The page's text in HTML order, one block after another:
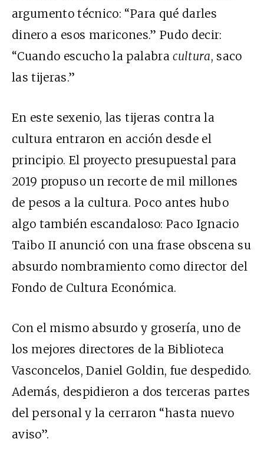
argumento técnico: “Para qué darles
dinero a esos maricones.” Pudo decir:
“Cuando escucho la palabracultura, saco
las tijeras.”
En este sexenio, las tijeras contra la
cultura entraron en acción desde el
principio. El proyecto presupuestal para
2019 propuso un recorte de mil millones
de pesos a la cultura. Poco antes hubo
algo también escandaloso: Paco Ignacio
Taibo II anunció con una frase obscena su
absurdo nombramiento como director del
Fondo de Cultura Económica.
Con el mismo absurdo y grosería, uno de
los mejores directores de la Biblioteca
Vasconcelos, Daniel Goldin, fue despedido.
Además, despidieron a dos terceras partes
del personal y la cerraron “hasta nuevo
aviso”.